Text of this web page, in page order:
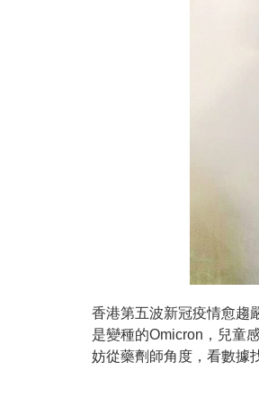
香港第五波新冠疫情愈趨
是變種的Omicron，兒童
妨從藥劑師角度，看數據